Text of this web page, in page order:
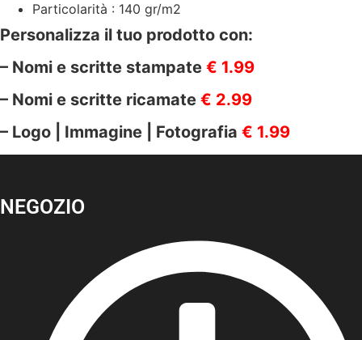
Particolarità : 140 gr/m2
Personalizza il tuo prodotto con:
– Nomi e scritte stampate € 1.99
– Nomi e scritte ricamate € 2.99
– Logo | Immagine | Fotografia € 1.99
NEGOZIO